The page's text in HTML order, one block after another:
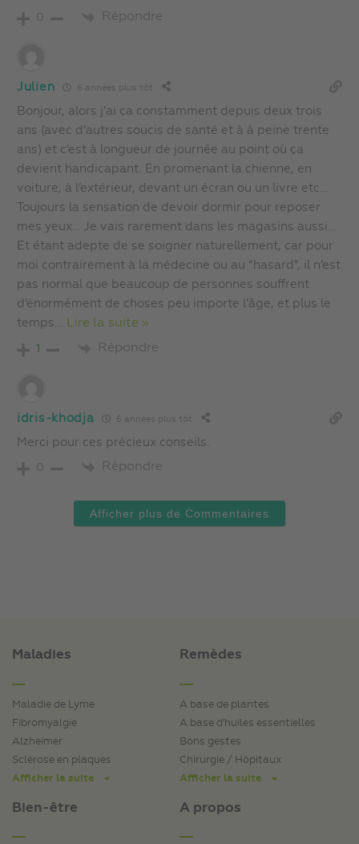
0 Répondre
Julien 6 années plus tôt
Bonjour, alors j’ai ça constamment depuis deux trois
ans (avec d’autres soucis de santé et à à peine trente
ans) et c’est à longueur de journée au point où ça
devient handicapant. En promenant la chienne, en
voiture, à l’extérieur, devant un écran ou un livre etc…
Toujours la sensation de devoir dormir pour reposer
mes yeux… Je vais rarement dans les magasins aussi…
Et étant adepte de se soigner naturellement, car pour
moi contrairement à la médecine ou au “hasard”, il n’est
pas normal que beaucoup de personnes souffrent
d’énormément de choses peu importe l’âge, et plus le
temps… Lire la suite »
1 Répondre
idris-khodja 6 années plus tôt
Merci pour ces précieux conseils.
0 Répondre
Afficher plus de Commentaires
Maladies
Maladie de Lyme
Fibromyalgie
Alzheimer
Sclérose en plaques
Afficher la suite
Bien-être
Remèdes
A base de plantes
A base d'huiles essentielles
Bons gestes
Chirurgie / Hôpitaux
Afficher la suite
A propos